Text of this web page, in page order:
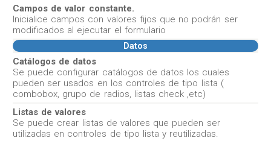
Campos de valor constante.
Inicialice campos con valores fijos que no podrán ser
modificados al ejecutar el formulario
Datos
Catálogos de datos
Se puede configurar catálogos de datos los cuales
pueden ser usados en los controles de tipo lista (
combobox, grupo de radios, listas check ,etc)
Listas de valores
Se puede crear listas de valores que pueden ser
utilizadas en controles de tipo lista y reutilizadas.